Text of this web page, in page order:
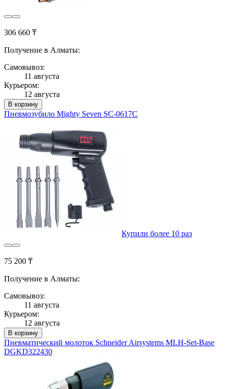
306 660 ₸
Получение в Алматы:
Самовывоз:
11 августа
Курьером:
12 августа
В корзину
Пневмозубило Mighty Seven SC-0617C
Купили более 10 раз
75 200 ₸
Получение в Алматы:
Самовывоз:
11 августа
Курьером:
12 августа
В корзину
Пневматический молоток Schneider Airsystems MLH-Set-Base
DGKD322430